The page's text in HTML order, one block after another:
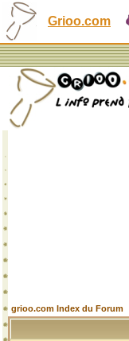
Grioo.com
grioo.com Index du Forum